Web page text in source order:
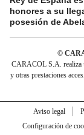
honores a su
posesión de
©
CARACOL S.A. realiza
y otras prestaciones
Aviso legal
Configuración de